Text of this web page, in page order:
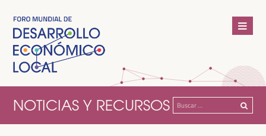
NOTICIAS Y RECURSOS Buscar: